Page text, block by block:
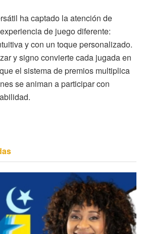
ha captado la atención de
de juego diferente:
y con un toque personalizado.
y signo convierte cada jugada en
el sistema de premios multiplica
se animan a participar con